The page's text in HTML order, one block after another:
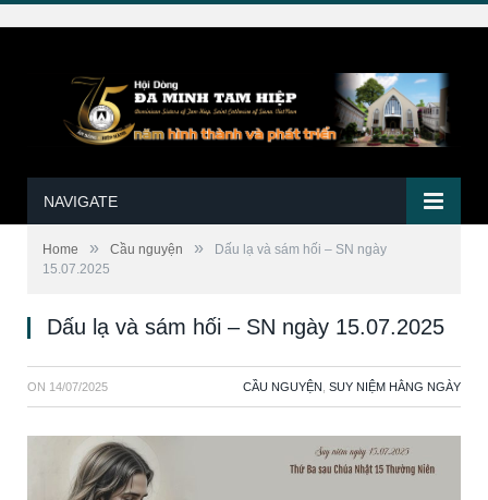
NAVIGATE
Home » Cầu nguyện »
Dấu lạ và sám hối – SN ngày
15.07.2025
Dấu lạ và sám hối – SN ngày 15.07.2025
ON 14/07/2025 CẦU NGUYỆN SUY NIỆM HẰNG NGÀY